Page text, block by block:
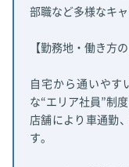
部職など多様なキ
【勤務地・働き方の
自宅から通いやす
な“エリア社員”制度
店舗により車通勤
す。